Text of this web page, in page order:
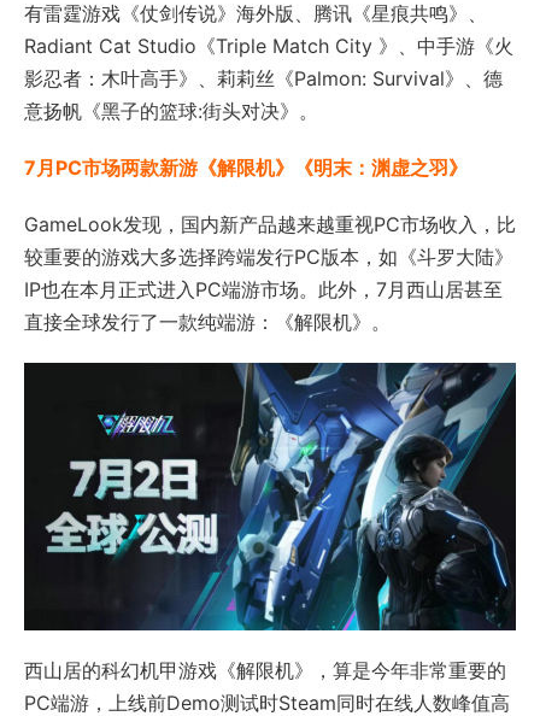
有雷霆游戏《仗剑传说》海外版、腾讯《星痕共鸣》、
Radiant Cat Studio《Triple Match City 》、中手游《火
影忍者：木叶高手》、莉莉丝《Palmon: Survival》、德
意扬帆《黑子的篮球:街头对决》。
7月PC市场两款新游《解限机》《明末：渊虚之羽》
GameLook发现，国内新产品越来越重视PC市场收入，比
较重要的游戏大多选择跨端发行PC版本，如 《斗罗大陆》
IP也在本月正式进入PC端游市场。此外，7月西山居甚至
直接全球发行了一款纯端游：《解限机》。
西山居的科幻机甲游戏《解限机》，算是今年非常重要的
PC端游，上线前Demo测试时Steam同时在线人数峰值高